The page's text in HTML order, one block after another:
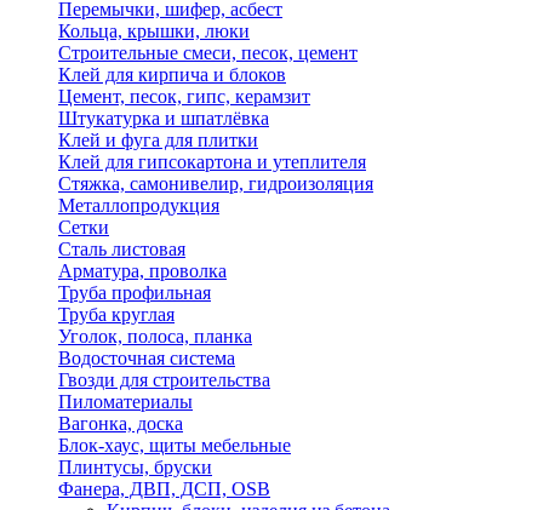
Перемычки, шифер, асбест
Кольца, крышки, люки
Строительные смеси, песок, цемент
Клей для кирпича и блоков
Цемент, песок, гипс, керамзит
Штукатурка и шпатлёвка
Клей и фуга для плитки
Клей для гипсокартона и утеплителя
Стяжка, самонивелир, гидроизоляция
Металлопродукция
Сетки
Сталь листовая
Арматура, проволка
Труба профильная
Труба круглая
Уголок, полоса, планка
Водосточная система
Гвозди для строительства
Пиломатериалы
Вагонка, доска
Блок-хаус, щиты мебельные
Плинтусы, бруски
Фанера, ДВП, ДСП, OSB